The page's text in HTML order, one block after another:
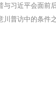
与习近平会面前
川普访中的条件